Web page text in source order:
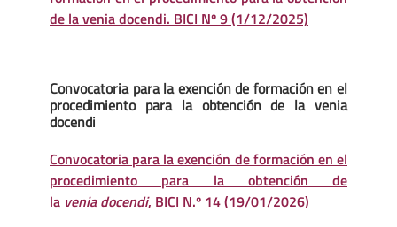
de la venia docendi. BICI Nº 9 (1/12/2025)
Convocatoria para la exención de formación en el
procedimiento para la obtención de la venia
docendi
Convocatoria para la exención de formación en el
procedimiento para la obtención de
la venia docendi, BICI N.º 14 (19/01/2026)